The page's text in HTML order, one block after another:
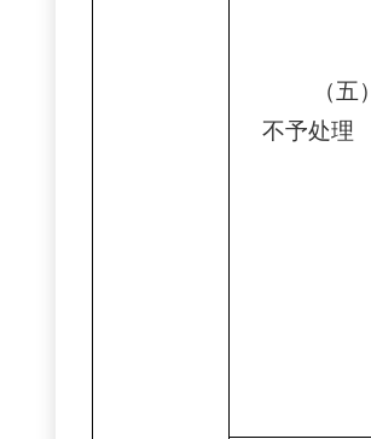
（五）
不予处理